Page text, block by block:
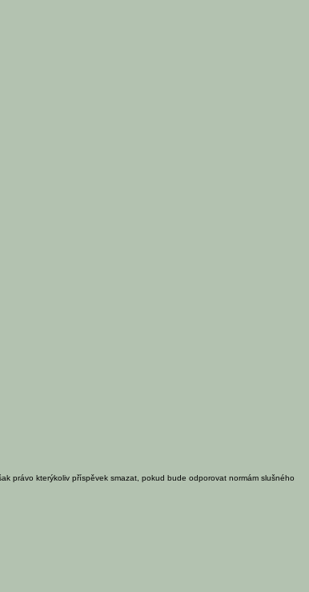
právo kterýkoliv příspěvek smazat, pokud bude odporovat normám slušného